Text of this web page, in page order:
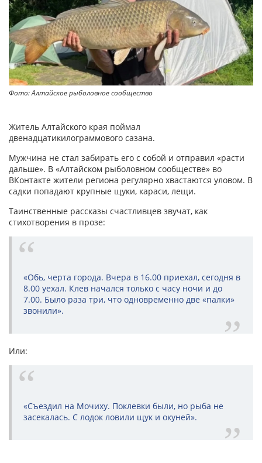
Фото: Алтайское рыболовное сообщество
Житель Алтайского края поймал
двенадцатикилограммового сазана.
Мужчина не стал забирать его с собой и отправил «расти
дальше». В «Алтайском рыболовном сообществе» во
ВКонтакте жители региона регулярно хвастаются уловом. В
садки попадают крупные щуки, караси, лещи.
Таинственные рассказы счастливцев звучат, как
стихотворения в прозе:
«Обь, черта города. Вчера в 16.00 приехал, сегодня в
8.00 уехал. Клев начался только с часу ночи и до
7.00. Было раза три, что одновременно две «палки»
звонили».
Или:
«Съездил на Мочиху. Поклевки были, но рыба не
засекалась. С лодок ловили щук и окуней».